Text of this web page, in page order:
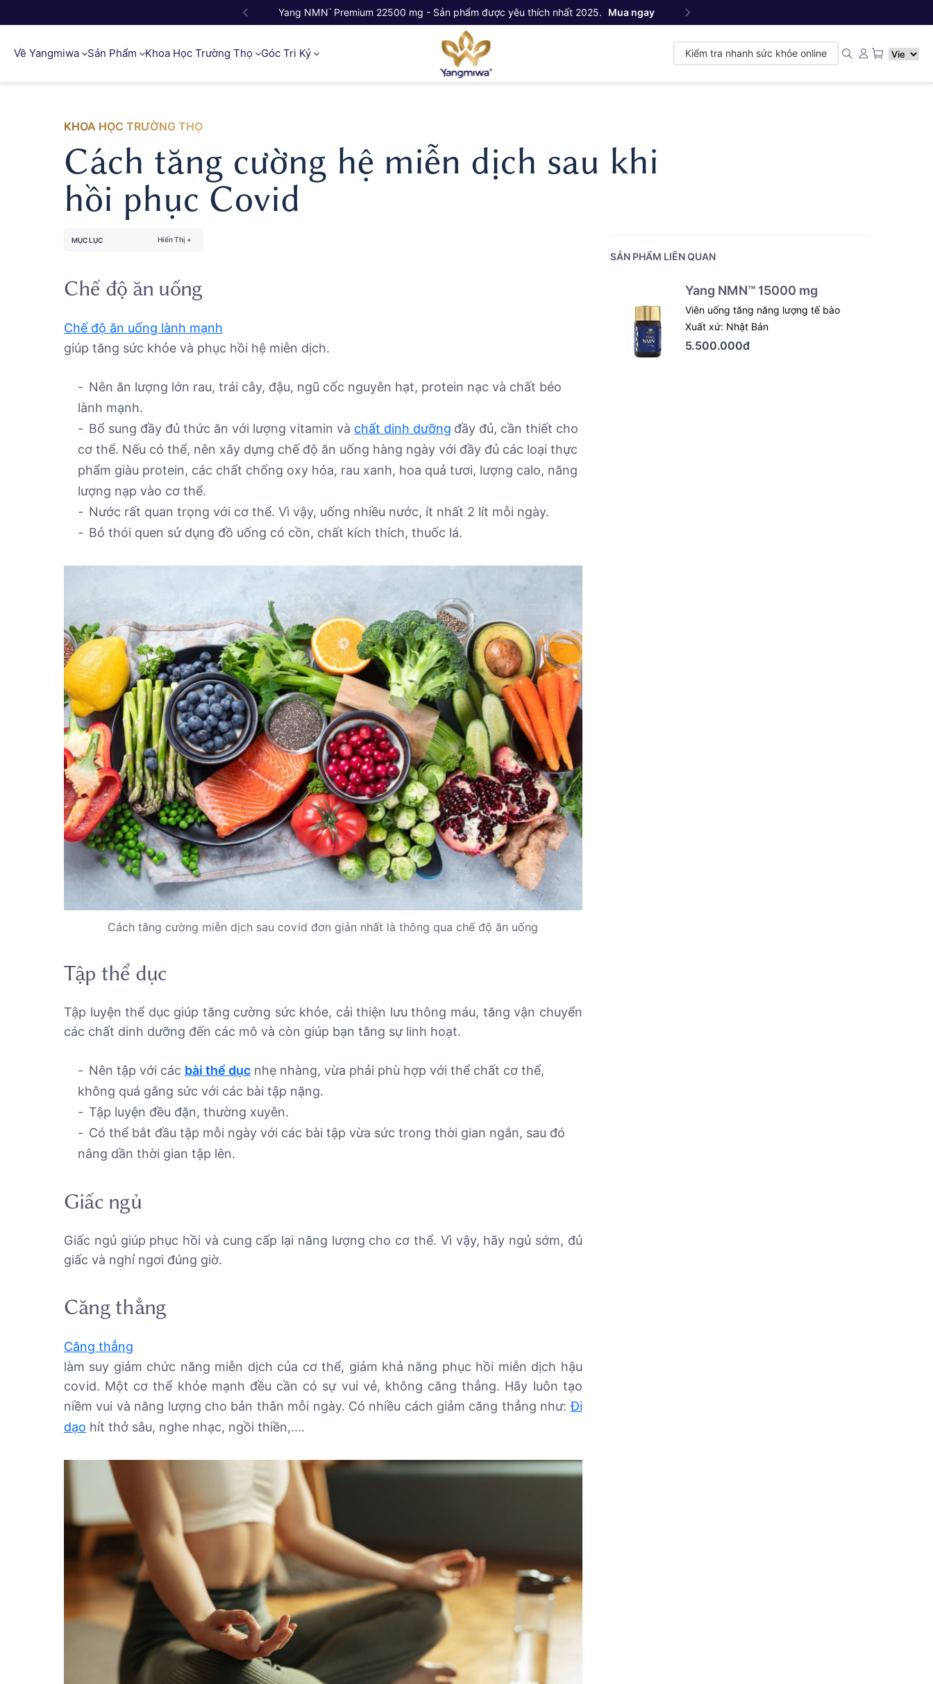
Yang NMN™ Premium 22500 mg - Sản phẩm được yêu thích nhất 2025. Mua ngay
Về Yangmiwa Sản Phẩm Khoa Học Trường Thọ Góc Tri Kỷ Kiểm tra nhanh sức khỏe online
KHOA HỌC TRƯỜNG THỌ
Cách tăng cường hệ miễn dịch sau khi
hồi phục Covid
MỤC LỤC Hiển Thị +
Chế độ ăn uống
Chế độ ăn uống lành mạnh
giúp tăng sức khỏe và phục hồi hệ miễn dịch.
Nên ăn lượng lớn rau, trái cây, đậu, ngũ cốc nguyên hạt, protein nạc và chất béo
lành mạnh.
Bổ sung đầy đủ thức ăn với lượng vitamin và chất dinh dưỡng đầy đủ, cần thiết cho
cơ thể. Nếu có thể, nên xây dựng chế độ ăn uống hàng ngày với đầy đủ các loại thực
phẩm giàu protein, các chất chống oxy hóa, rau xanh, hoa quả tươi, lượng calo, năng
lượng nạp vào cơ thể.
Nước rất quan trọng với cơ thể. Vì vậy, uống nhiều nước, ít nhất 2 lít mỗi ngày.
Bỏ thói quen sử dụng đồ uống có cồn, chất kích thích, thuốc lá.
Cách tăng cường miễn dịch sau covid đơn giản nhất là thông qua chế độ ăn uống
Tập thể dục
Tập luyện thể dục giúp tăng cường sức khỏe, cải thiện lưu thông máu, tăng vận chuyển
các chất dinh dưỡng đến các mô và còn giúp bạn tăng sự linh hoạt.
Nên tập với các bài thể dục nhẹ nhàng, vừa phải phù hợp với thể chất cơ thể,
không quá gắng sức với các bài tập nặng.
Tập luyện đều đặn, thường xuyên.
Có thể bắt đầu tập mỗi ngày với các bài tập vừa sức trong thời gian ngắn, sau đó
nâng dần thời gian tập lên.
Giấc ngủ
Giấc ngủ giúp phục hồi và cung cấp lại năng lượng cho cơ thể. Vì vậy, hãy ngủ sớm, đủ
giấc và nghỉ ngơi đúng giờ.
Căng thẳng
Căng thẳng
làm suy giảm chức năng miễn dịch của cơ thể, giảm khả năng phục hồi miễn dịch hậu
covid. Một cơ thể khỏe mạnh đều cần có sự vui vẻ, không căng thẳng. Hãy luôn tạo
niềm vui và năng lượng cho bản thân mỗi ngày. Có nhiều cách giảm căng thẳng như:Đi
dạo hít thở sâu, nghe nhạc, ngồi thiền,....
SẢN PHẨM LIÊN QUAN
Yang NMN™ 15000 mg
Viên uống tăng năng lượng tế bào
Xuất xứ: Nhật Bản
5.500.000đ